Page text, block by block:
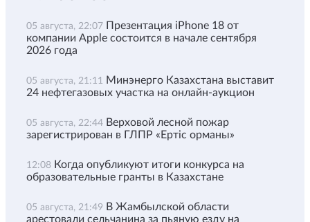
05 августа, 22:07 Презентация iPhone 18 от
компании Apple состоится в начале сентября
2026 года
05 августа, 21:11 Минэнерго Казахстана выставит
24 нефтегазовых участка на онлайн-аукцион
05 августа, 22:44 Верховой лесной пожар
зарегистрирован в ГЛПР «Ертіс орманы»
12:08 Когда опубликуют итоги конкурса на
образовательные гранты в Казахстане
05 августа, 21:49 В Жамбылской области
арестовали сельчанина за пьяную езду на